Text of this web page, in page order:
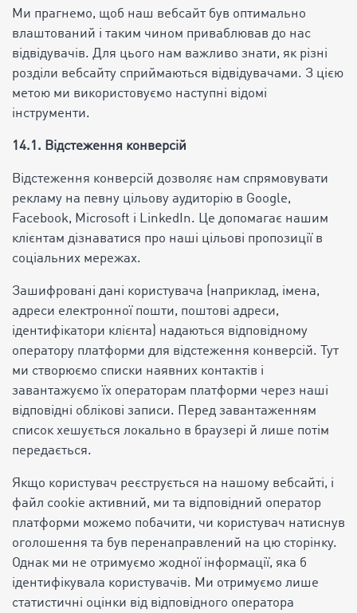
Ми прагнемо, щоб наш вебсайт був оптимально
влаштований і таким чином приваблював до нас
відвідувачів. Для цього нам важливо знати, як різні
розділи вебсайту сприймаються відвідувачами. З цією
метою ми використовуємо наступні відомі
інструменти.
14.1. Відстеження конверсій
Відстеження конверсій дозволяє нам спрямовувати
рекламу на певну цільову аудиторію в Google,
Facebook, Microsoft і LinkedIn. Це допомагає нашим
клієнтам дізнаватися про наші цільові пропозиції в
соціальних мережах.
Зашифровані дані користувача (наприклад, імена,
адреси електронної пошти, поштові адреси,
ідентифікатори клієнта) надаються відповідному
оператору платформи для відстеження конверсій. Тут
ми створюємо списки наявних контактів і
завантажуємо їх операторам платформи через наші
відповідні облікові записи. Перед завантаженням
список хешується локально в браузері й лише потім
передається.
Якщо користувач реєструється на нашому вебсайті, і
файл cookie активний, ми та відповідний оператор
платформи можемо побачити, чи користувач натиснув
оголошення та був перенаправлений на цю сторінку.
Однак ми не отримуємо жодної інформації, яка б
ідентифікувала користувачів. Ми отримуємо лише
статистичні оцінки від відповідного оператора